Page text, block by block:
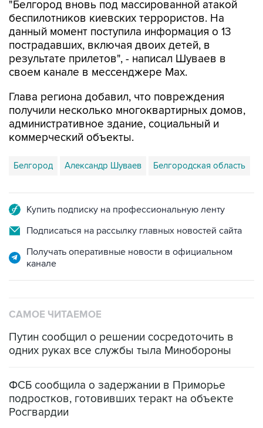
данный момент поступила информация о 13
пострадавших, включая двоих детей, в
результате прилетов", - написал Шуваев в
своем канале в мессенджере Max.
Глава региона добавил, что повреждения
административное здание, социальный и
коммерческий объекты.
Белгород Александр Шуваев
Подписаться на рассылку главных новостей сайта
Получать оперативные новости в официальном
Путин сообщил о решении сосредоточить в
ФСБ сообщила о задержании в Приморье
Росгвардии
Промышленное предприятие в Самарской